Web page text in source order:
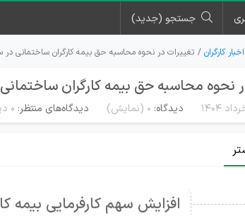
جستجو (جدید)
اخبار کارگران تغییرات در نحوه محاسبه حق بیمه کارگران ساختمانی
نحوه محاسبه حق بیمه کارگران
دیدگاه: 0 (نمایش) دیدگاه‌های منتظر: ۰ دیدگاه
افزایش سهم کارفرمایی بیمه